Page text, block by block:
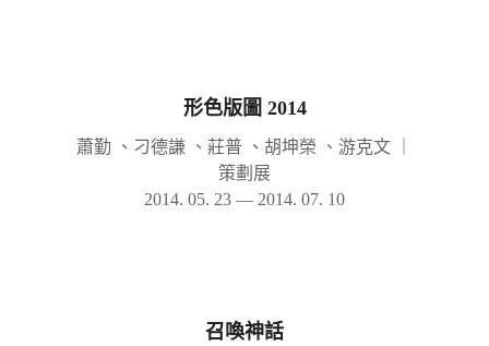
形色版圖 2014
蕭勤 、刁德謙 、莊普 、胡坤榮 、游克文
策劃展
2014. 05. 23 — 2014. 07. 10
召喚神話